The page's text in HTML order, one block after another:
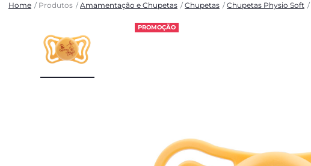
Home Produtos Amamentação e Chupetas Chupetas Chupetas Physio Soft
PROMOÇÃO